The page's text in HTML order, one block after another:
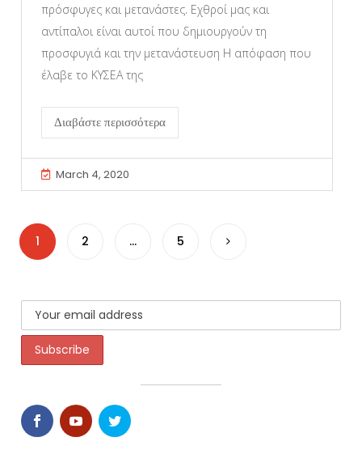
πρόσφυγες και μετανάστες. Εχθροί μας και
αντίπαλοι είναι αυτοί που δημιουργούν τη
προσφυγιά και την μετανάστευση Η απόφαση που
έλαβε το ΚΥΣΕΑ της
Διαβάστε περισσότερα
March 4, 2020
1 2 … 5